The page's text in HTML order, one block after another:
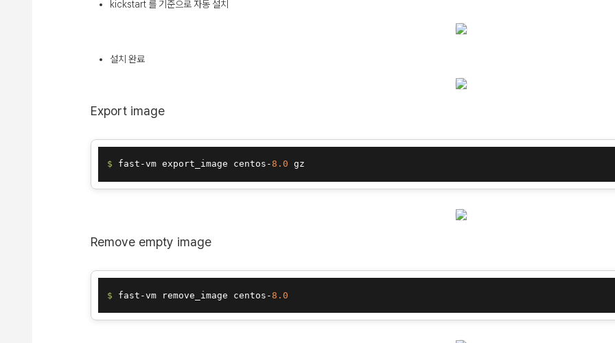
kickstart 를 기준으로 자동 설치
설치 완료
Export image
$ fast-vm export_image centos-8.0
Remove empty image
$ fast-vm remove_image centos-8.0